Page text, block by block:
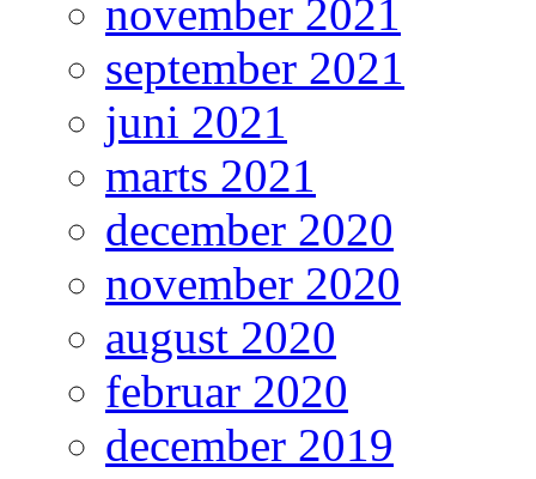
november 2021
september 2021
juni 2021
marts 2021
december 2020
november 2020
august 2020
februar 2020
december 2019